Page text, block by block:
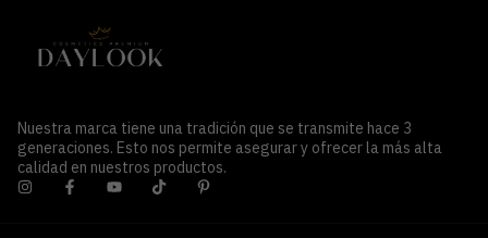
Nuestra marca tiene una tradición que se transmite hace 3
generaciones. Esto nos permite asegurar y ofrecer la más alta
calidad en nuestros productos.